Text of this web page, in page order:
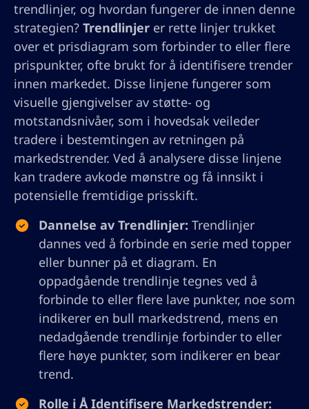
trendlinjer, og hvordan fungerer de innen denne
strategien? Trendlinjer er rette linjer trukket
over et prisdiagram som forbinder to eller flere
prispunkter, ofte brukt for å identifisere trender
innen markedet. Disse linjene fungerer som
visuelle gjengivelser av støtte- og
motstandsnivåer, som i hovedsak veileder
tradere i bestemtingen av retningen på
markedstrender. Ved å analysere disse linjene
kan tradere avkode mønstre og få innsikt i
potensielle fremtidige prisskift.
Dannelse av Trendlinjer: Trendlinjer
dannes ved å forbinde en serie med topper
eller bunner på et diagram. En
oppadgående trendlinje tegnes ved å
forbinde to eller flere lave punkter, noe som
indikerer en bull markedstrend, mens en
nedadgående trendlinje forbinder to eller
flere høye punkter, som indikerer en bear
trend.
Rolle i Å Identifisere Markedstrender: